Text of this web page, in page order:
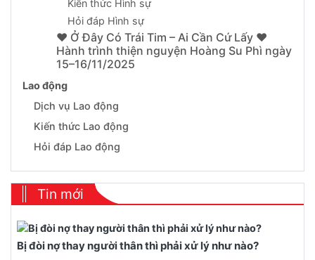
Kiến thức Hình sự
Hỏi đáp Hình sự
❤️ Ở Đây Có Trái Tim – Ai Cần Cứ Lấy ❤️
Hành trình thiện nguyện Hoàng Su Phì ngày
15–16/11/2025
Lao động
Dịch vụ Lao động
Kiến thức Lao động
Hỏi đáp Lao động
Tin mới
Bị đòi nợ thay người thân thì phải xử lý như nào?